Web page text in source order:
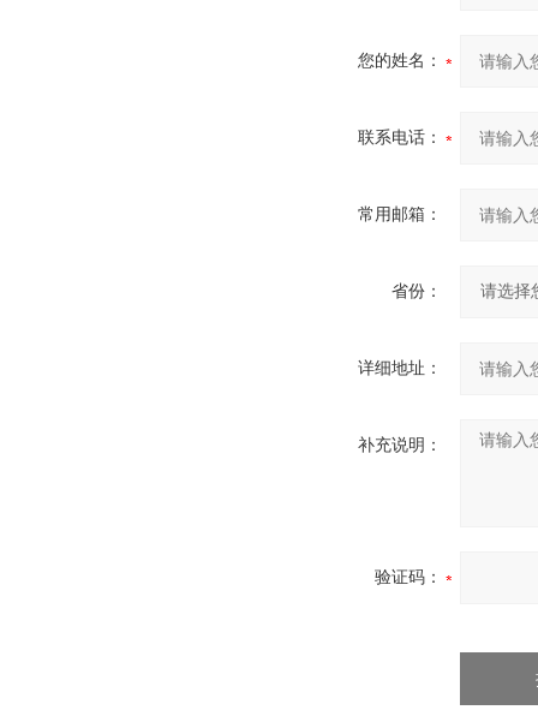
您的姓名：
联系电话：
常用邮箱：
省份：
详细地址：
补充说明：
验证码：